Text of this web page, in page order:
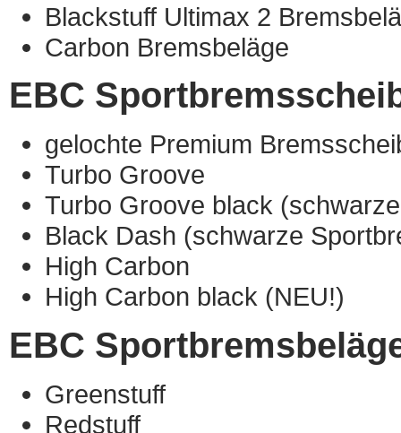
Blackstuff Ultimax 2
Carbon Bremsbeläge
EBC
gelochte Premium
Turbo Groove
Turbo Groove black
Black Dash (schwarze
High Carbon
High Carbon black (NEU!)
EBC
Greenstuff
Redstuff